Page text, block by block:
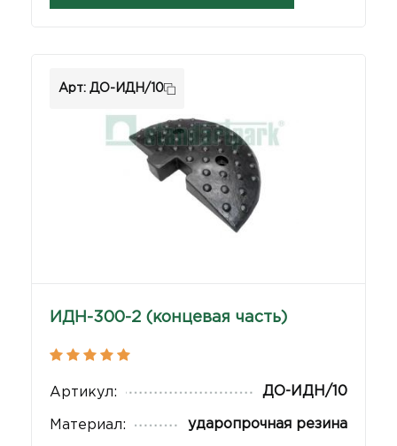
Арт: ДО-ИДН/10
ИДН-300-2 (концевая часть)
Артикул: ДО-ИДН/10
Материал: ударопрочная резина